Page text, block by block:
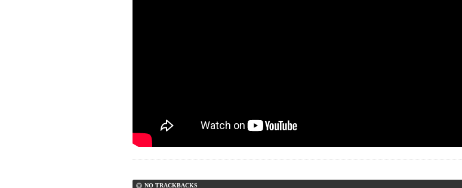
NO TRACKBACKS